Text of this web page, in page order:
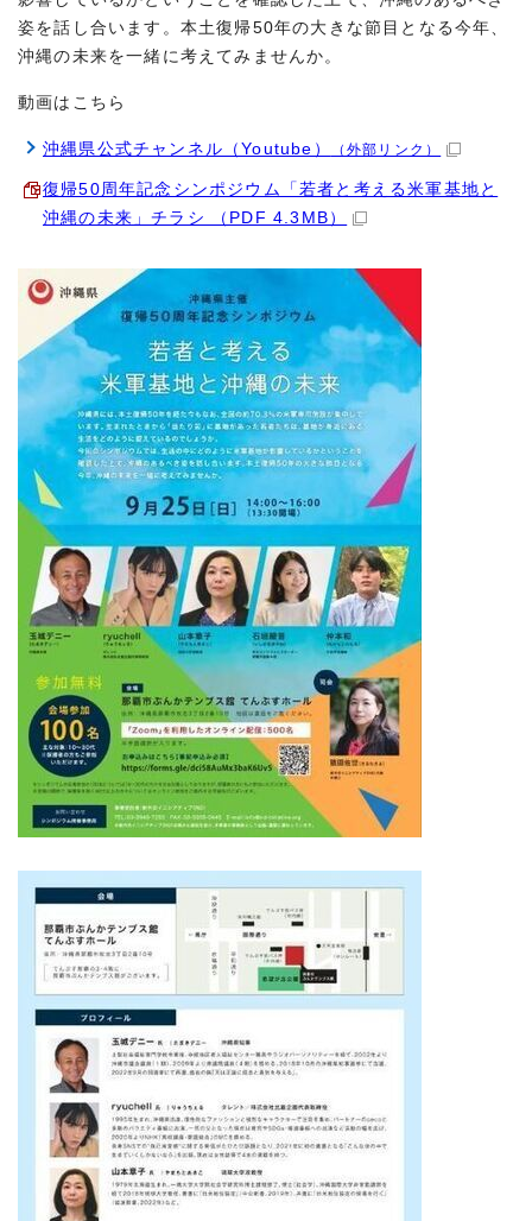
姿を話し合います。本土復帰50年の大きな節目となる今年、
沖縄の未来を一緒に考えてみませんか。
動画はこちら
沖縄県公式チャンネル（Youtube） （外部リンク）
復帰50周年記念シンポジウム「若者と考える米軍基地と
沖縄の未来」チラシ （PDF 4.3MB）